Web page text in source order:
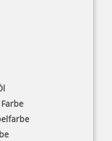
32x67 mm, Text Eingang